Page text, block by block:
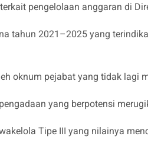
pengelolaan anggaran di
tahun 2021–2025 yang
oknum pejabat yang tidak lagi
yang berpotensi
Tipe III yang nilainya